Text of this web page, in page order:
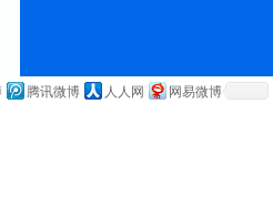
腾讯微博 人人网 网易微博